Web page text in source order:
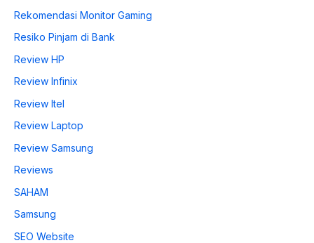
Rekomendasi Monitor Gaming
Resiko Pinjam di Bank
Review HP
Review Infinix
Review Itel
Review Laptop
Review Samsung
Reviews
SAHAM
Samsung
SEO Website